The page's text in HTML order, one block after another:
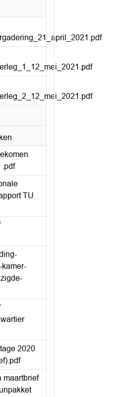
.pdf
TU
2020
maartbrief